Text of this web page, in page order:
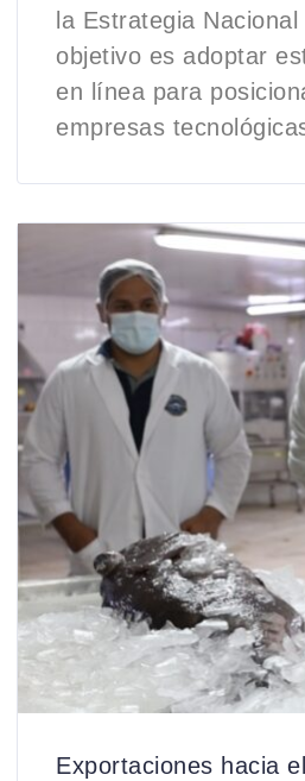
la Estrategia
objetivo es adoptar
en línea para
empresas
Exportaciones hacia